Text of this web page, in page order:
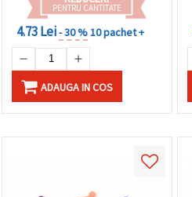
PENTRU CANTITATE
4.73 Lei- 30 %10 pachet +
ADAUGA IN COS